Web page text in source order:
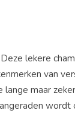
lekere
van
maar